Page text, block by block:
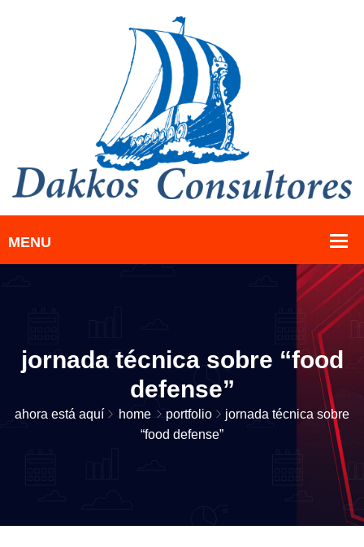
jornada técnica sobre “food
defense”
ahora está aquí home portfolio
jornada técnica sobre
“food defense”